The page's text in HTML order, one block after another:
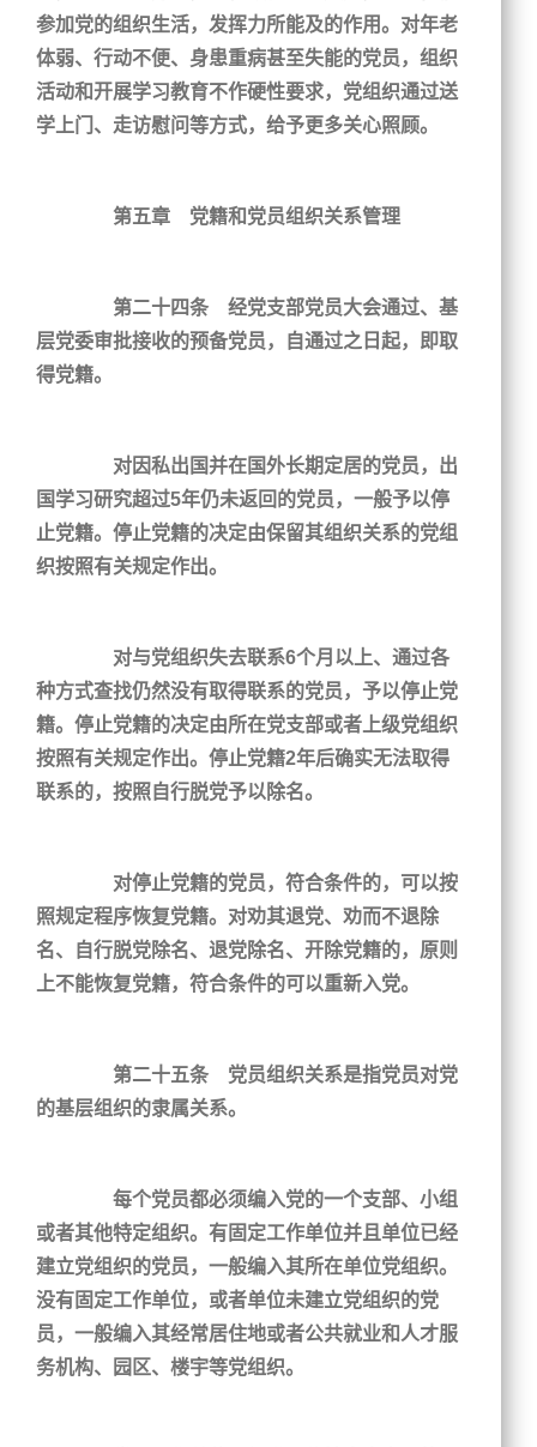
参加党的组织生活，发挥力所能及的作用。对年老
体弱、行动不便、身患重病甚至失能的党员，组织
活动和开展学习教育不作硬性要求，党组织通过送
学上门、走访慰问等方式，给予更多关心照顾。
第五章 党籍和党员组织关系管理
第二十四条 经党支部党员大会通过、基
层党委审批接收的预备党员，自通过之日起，即取
得党籍。
对因私出国并在国外长期定居的党员，出
国学习研究超过5年仍未返回的党员，一般予以停
止党籍。停止党籍的决定由保留其组织关系的党组
织按照有关规定作出。
对与党组织失去联系6个月以上、通过各
种方式查找仍然没有取得联系的党员，予以停止党
籍。停止党籍的决定由所在党支部或者上级党组织
按照有关规定作出。停止党籍2年后确实无法取得
联系的，按照自行脱党予以除名。
对停止党籍的党员，符合条件的，可以按
照规定程序恢复党籍。对劝其退党、劝而不退除
名、自行脱党除名、退党除名、开除党籍的，原则
上不能恢复党籍，符合条件的可以重新入党。
第二十五条 党员组织关系是指党员对党
的基层组织的隶属关系。
每个党员都必须编入党的一个支部、小组
或者其他特定组织。有固定工作单位并且单位已经
建立党组织的党员，一般编入其所在单位党组织。
没有固定工作单位，或者单位未建立党组织的党
员，一般编入其经常居住地或者公共就业和人才服
务机构、园区、楼宇等党组织。